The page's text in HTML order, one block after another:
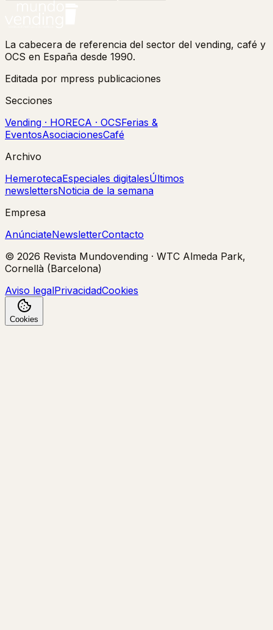
La cabecera de referencia del sector del vending, café y
OCS en España desde 1990.
Editada por mpress publicaciones
Secciones
Vending · HORECA · OCSFerias &
EventosAsociacionesCafé
Archivo
HemerotecaEspeciales digitalesÚltimos
newslettersNoticia de la semana
Empresa
AnúnciateNewsletterContacto
© 2026 Revista Mundovending · WTC Almeda Park,
Cornellà (Barcelona)
Aviso legalPrivacidadCookies
Cookies